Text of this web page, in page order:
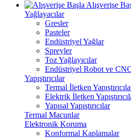
Alışverişe
Yağlayacılar
Gresler
Pasteler
Endüstriyel Yağlar
Spreyler
Toz Yağlayıcılar
Endüstriyel Robot ve
Yapıştırıcılar
Termal İletken
Elektrik İletken
Yapısal Yapıştırıcılar
Termal Macunlar
Elektronik Koruma
Konformal Kaplamalar